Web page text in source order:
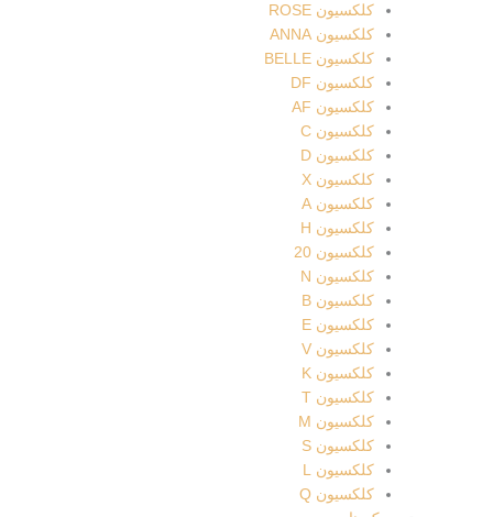
کلکسیون ROSE
کلکسیون ANNA
کلکسیون BELLE
کلکسیون DF
کلکسیون AF
کلکسیون C
کلکسیون D
کلکسیون X
کلکسیون A
کلکسیون H
کلکسیون 20
کلکسیون N
کلکسیون B
کلکسیون E
کلکسیون V
کلکسیون K
کلکسیون T
کلکسیون M
کلکسیون S
کلکسیون L
کلکسیون Q